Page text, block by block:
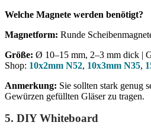
Welche Magnete werden benötigt?
Magnetform: Runde
Größe: Ø 10–15 mm, 2–3 mm dick |
Shop: 10x2mm N52, 10x3mm N35,
Anmerkung: Sie sollten stark genug
Gewürzen gefüllten Gläser zu tragen.
5. DIY Whiteboard